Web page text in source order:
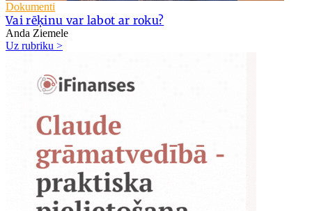
Dokumenti
Vai rēķinu var labot ar roku?
Anda Ziemele
Uz rubriku >